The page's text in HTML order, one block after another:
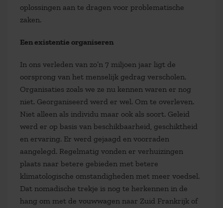
oplossingen aan te dragen voor problematische
zaken.
Een existentie organiseren
In ons verleden van zo’n 7 miljoen jaar ligt de
oorsprong van het menselijk gedrag verscholen.
Organisaties zoals we ze nu kennen waren er nog
niet. Georganiseerd werd er wel. Om te overleven.
Niet alleen als individu maar ook als soort. Geleid
werd er op basis van beschikbaarheid, geschiktheid
en ervaring. Er werd gejaagd en voorraden
aangelegd. Regelmatig vonden er verhuizingen
plaats naar betere gebieden met betere
klimatologische omstandigheden met meer voedsel.
Dat nomadische trekje is nog te herkennen in de
hang om met de vouwwagen naar Zuid Frankrijk of